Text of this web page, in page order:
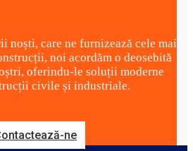
noști, care ne furnizează cele mai
noi acordăm o deosebită
oferindu-le soluții moderne
civile și industriale.
ne